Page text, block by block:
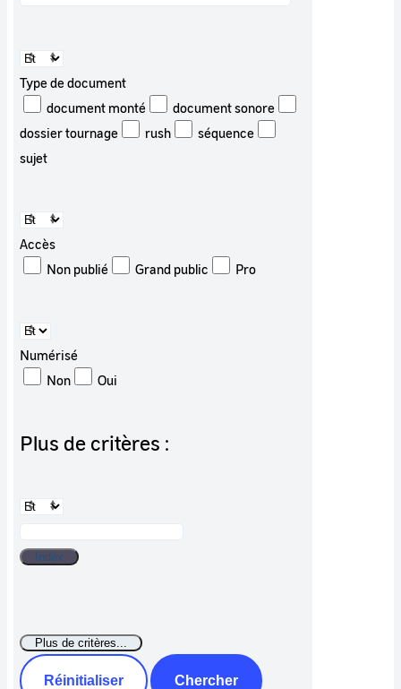
Type de document
document monté
document sonore
dossier tournage
rush
séquence
sujet
Accès
Non publié
Grand public Pro
Numérisé
Non
Oui
Plus de critères :
Réinitialiser Chercher